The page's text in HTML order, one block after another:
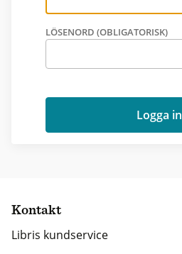
LÖSENORD (OBLIGATORISK)
Logga in
Kontakt
Libris kundservice